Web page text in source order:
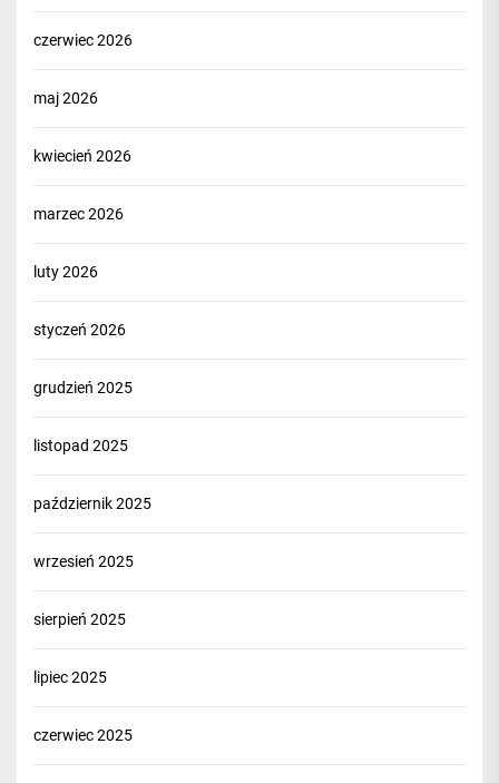
czerwiec 2026
maj 2026
kwiecień 2026
marzec 2026
luty 2026
styczeń 2026
grudzień 2025
listopad 2025
październik 2025
wrzesień 2025
sierpień 2025
lipiec 2025
czerwiec 2025